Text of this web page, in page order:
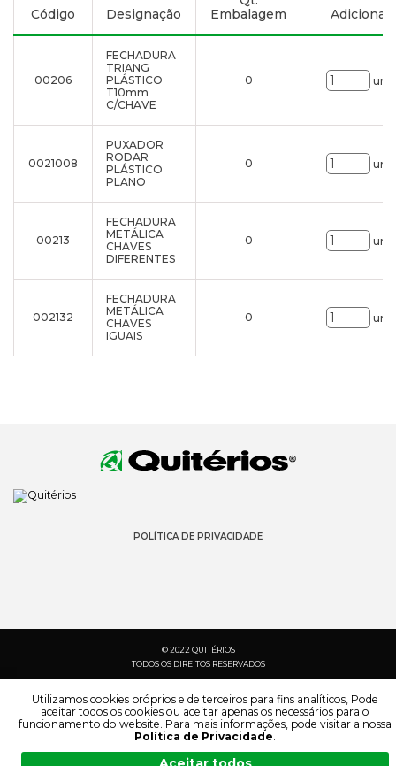
Código Designação
Embalagem
Adicionar
00206
FECHADURA
TRIANG
PLÁSTICO
T10mm
C/CHAVE
0 uni.
0021008
PUXADOR
RODAR
PLÁSTICO
PLANO
0 uni.
00213
FECHADURA
METÁLICA
CHAVES
DIFERENTES
0 uni.
002132
FECHADURA
METÁLICA
CHAVES
IGUAIS
0 uni.
POLÍTICA DE PRIVACIDADE
© 2022 QUITÉRIOS
TODOS OS DIREITOS RESERVADOS
Utilizamos cookies próprios e de terceiros para fins analíticos, Pode
aceitar todos os cookies ou aceitar apenas os necessários para o
funcionamento do website. Para mais informações, pode visitar a nossa
Política de Privacidade.